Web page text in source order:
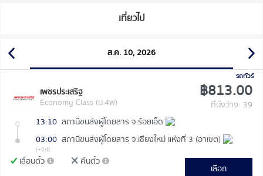
เที่ยวไป
ส.ค. 10, 2026
รถทัวร์
เพชรประเสริฐ
Economy Class (ม.4พ)
฿813.00
ที่นั่งว่าง: 39
13:10 สถานีขนส่งผู้โดยสาร จ.ร้อยเอ็ด
03:00 สถานีขนส่งผู้โดยสาร จ.เชียงใหม่ แห่งที่ 3 (อาเขต)
(+1d)
เลื่อนตั๋ว คืนตั๋ว
เลือก